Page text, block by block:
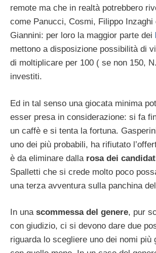
remote ma che in realtà potrebbero
come Panucci, Cosmi, Filippo Inzaghi
Giannini: per loro la maggior parte dei
mettono a disposizione possibilità di
di moltiplicare per 100 ( se non 150,
investiti.
Ed in tal senso una giocata minima
esser presa in considerazione: si fa
un caffè e si tenta la fortuna.
uno dei più probabili, ha rifiutato
è da eliminare dalla rosa dei
Spalletti che si crede molto poco
una terza avventura sulla panchina
In una scommessa del genere, pur
con giudizio, ci si devono dare due
riguarda lo scegliere uno dei nomi più